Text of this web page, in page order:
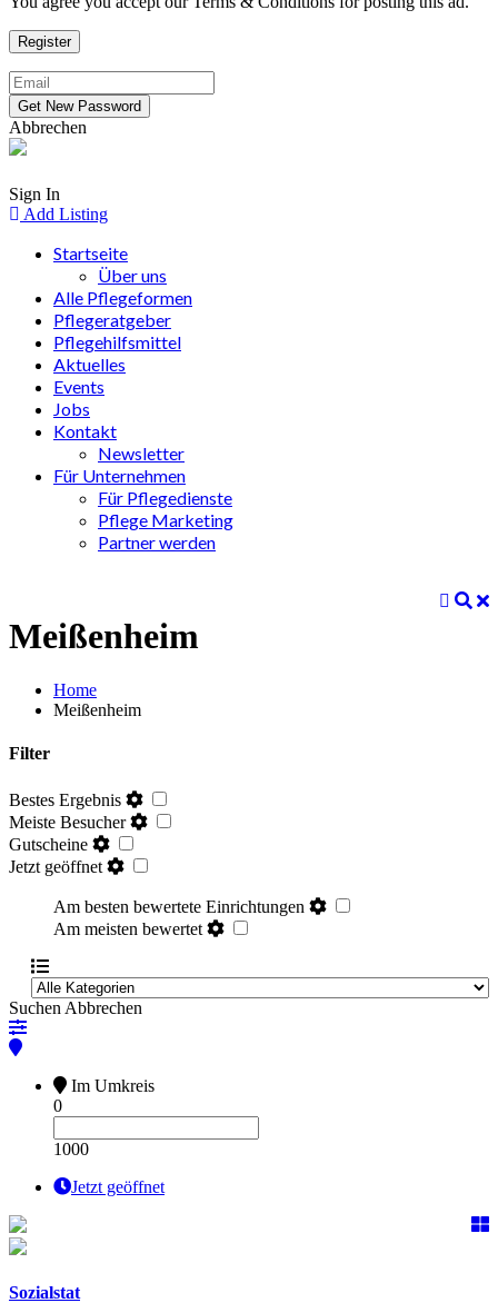
Abbrechen
Sign In
Add Listing
Startseite
Über uns
Alle Pflegeformen
Pflegeratgeber
Pflegehilfsmittel
Aktuelles
Events
Jobs
Kontakt
Newsletter
Für Unternehmen
Für Pflegedienste
Pflege Marketing
Partner werden
Meißenheim
Home
Meißenheim
Filter
Bestes Ergebnis
Meiste Besucher
Gutscheine
Jetzt geöffnet
Am besten bewertete Einrichtungen
Am meisten bewertet
Suchen Abbrechen
Im Umkreis
0
1000
Jetzt geöffnet
Sozialstat